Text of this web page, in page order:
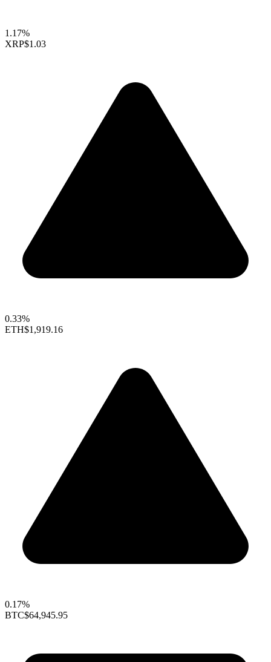
1.17%
XRP$1.03
0.33%
ETH$1,919.16
0.17%
BTC$64,945.95